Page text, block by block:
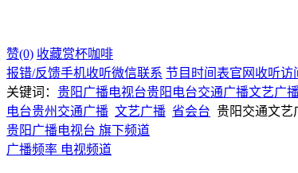
赞(0) 收藏赏杯咖啡
报错/反馈手机收听微信联系 节目时间表官网收听访
关键词： 贵阳广播电视台贵阳电台交通广播文艺广
电台贵州 交通广播 文艺广播 省会台 贵阳交通文艺
贵阳广播电视台 旗下频道
广播频率 电视频道